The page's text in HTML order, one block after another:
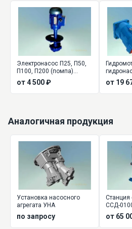
Электронасос П25, П50,
П100, П200 (помпа)
центробежный
вертикальный
от 4 500 ₽
(аналог
от 19
Аналогичная продукция
Установка насосного
агрегата УНА
по запросу
Станция
ССД-
ССД-
от 65